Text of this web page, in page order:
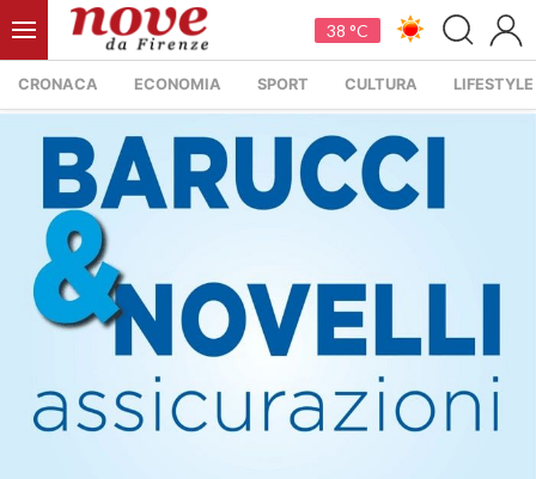
38 °C
CRONACA ECONOMIA SPORT CULTURA LIFESTYLE